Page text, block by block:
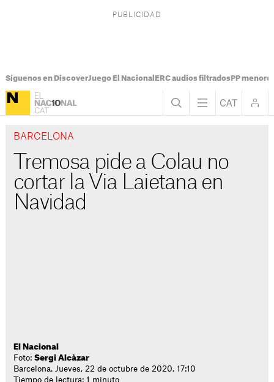
Síguenos en DiscoverJuego El Nacional ERC audios filtradosPP
BARCELONA
Tremosa pide a Colau no
cortar la Via Laietana en
Navidad
El Nacional
Foto:Sergi Alcàzar
Barcelona. Jueves, 22 de octubre de 2020. 17:10
Tiempo de lectura: 1 minuto